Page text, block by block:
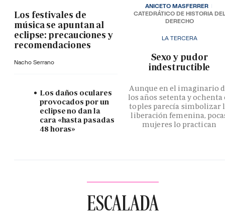
Los festivales de
música se apuntan al
eclipse: precauciones y
recomendaciones
Nacho Serrano
Los daños oculares
provocados por un
eclipse no dan la
cara «hasta pasadas
48 horas»
LA TERCERA
­Sexo y pudor
indestructible
Aunque en el imaginario
los años setenta y ochenta
toples parecía simbolizar
liberación femenina,
mujeres lo practican
ANICETO MASFERRER
CATEDRÁTICO DE HISTORIA DEL
DERECHO
ESCALADA